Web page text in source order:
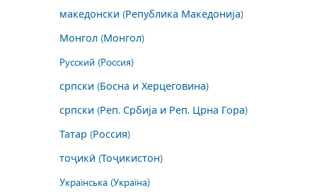
македонски (Република Македонија)
Монгол (Монгол)
Русский (Россия)
српски (Босна и Херцеговина)
српски (Реп. Србија и Реп. Црна Гора)
Татар (Россия)
тоҷикӣ (Тоҷикистон)
Українська (Україна)